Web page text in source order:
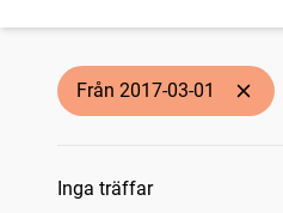
Från 2017-03-01
Sökresultat
Inga träffar